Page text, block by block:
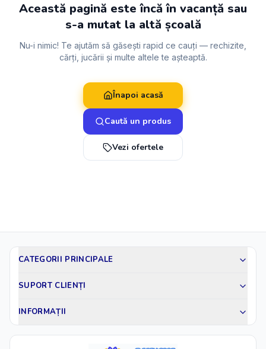
Această pagină este încă în vacanță sau
s-a mutat la altă școală
Nu-i nimic! Te ajutăm să găsești rapid ce cauți — rechizite,
cărți, jucării și multe altele te așteaptă.
Înapoi acasă
Caută un produs
Vezi ofertele
CATEGORII PRINCIPALE
SUPORT CLIENȚI
INFORMAȚII